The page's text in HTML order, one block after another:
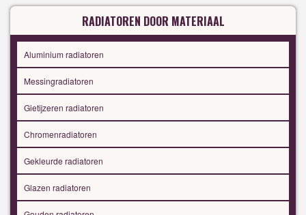
RADIATOREN DOOR MATERIAAL
Aluminium radiatoren
Messingradiatoren
Gietijzeren radiatoren
Chromenradiatoren
Gekleurde radiatoren
Glazen radiatoren